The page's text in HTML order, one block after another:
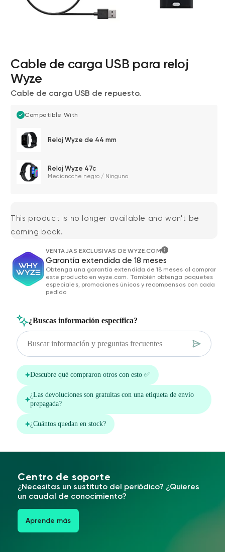
Cable de carga USB para reloj
Wyze
Cable de carga USB de repuesto.
Compatible With
Reloj Wyze de 44 mm
Reloj Wyze 47c
Medianoche negro / Ninguno
This product is no longer available and won't be
coming back.
VENTAJAS EXCLUSIVAS DE WYZE.COM
Garantía extendida de 18 meses
Obtenga una garantía extendida de 18 meses al comprar
este producto en wyze.com. También obtenga paquetes
especiales, promociones únicas y recompensas con cada
pedido
Centro de soporte
¿Necesitas un sustituto del periódico? ¿Quieres
un caudal de conocimiento?
Aprende más
Wyze Cam v4 + Tarjeta MicroSD de
More